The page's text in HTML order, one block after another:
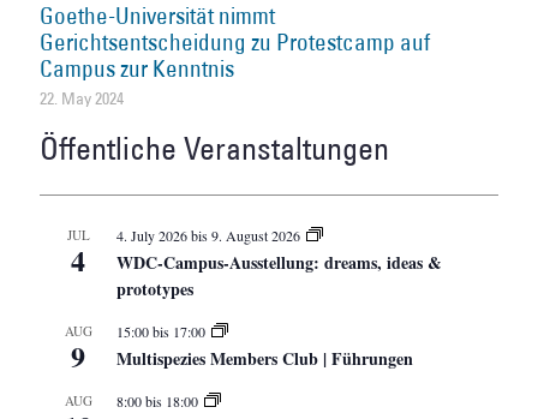
Goethe-Universität nimmt
Gerichtsentscheidung zu Protestcamp auf
Campus zur Kenntnis
22. May 2024
Öffentliche Veranstaltungen
JUL
4
4. July 2026bis9. August 2026
WDC-Campus-Ausstellung: dreams, ideas &
prototypes
AUG
9
15:00bis 17:00
Multispezies Members Club | Führungen
AUG 8:00bis 18:00